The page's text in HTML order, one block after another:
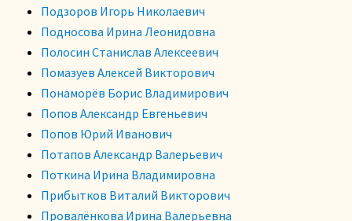
Подзоров Игорь Николаевич
Подносова Ирина Леонидовна
Полосин Станислав Алексеевич
Помазуев Алексей Викторович
Понаморёв Борис Владимирович
Попов Александр Евгеньевич
Попов Юрий Иванович
Потапов Александр Валерьевич
Поткина Ирина Владимировна
Прибытков Виталий Викторович
Провалёнкова Ирина Валерьевна